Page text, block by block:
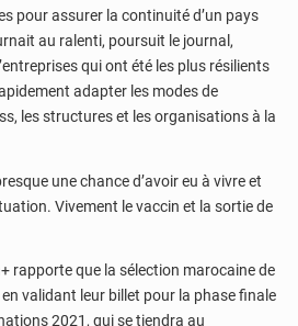
pour assurer la continuité d’un pays
au ralenti, poursuit le journal,
qui ont été les plus résilients
adapter les modes de
les structures et les organisations à la
une chance d’avoir eu à vivre et
Vivement le vaccin et la sortie de
rapporte que la sélection marocaine de
validant leur billet pour la phase finale
2021, qui se tiendra au